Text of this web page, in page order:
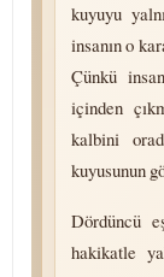
kuyuyu
insanın o
Çünkü
içinden
kalbini
kuyusunun
Dördüncü
hakikatle